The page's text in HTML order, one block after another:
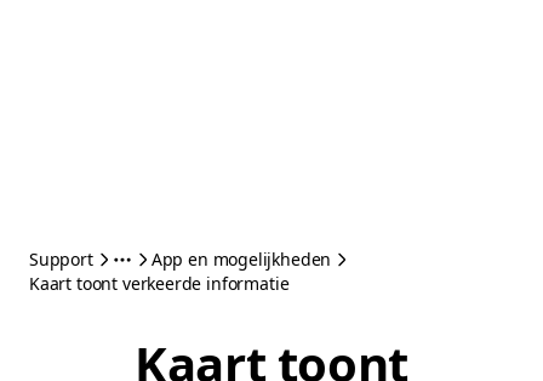
Support
App en mogelijkheden
Kaart toont verkeerde informatie
Kaart toont